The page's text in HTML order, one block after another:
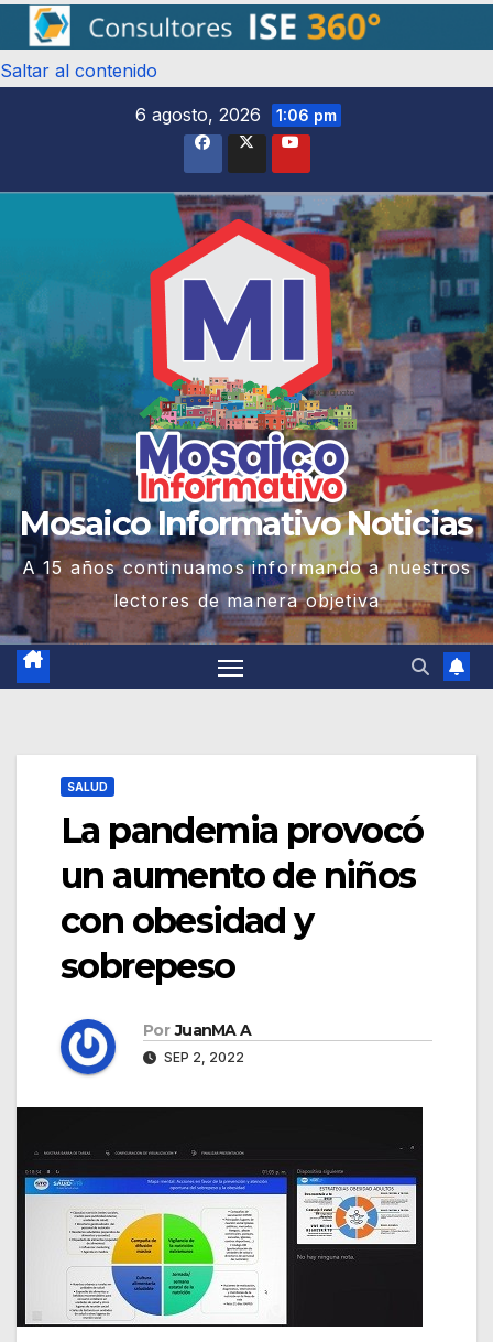
Saltar al contenido
6 agosto, 2026
1:06 pm
Mosaico Informativo Noticias
A 15 años continuamos informando a nuestros
lectores de manera objetiva
SALUD
La pandemia provocó
un aumento de niños
con obesidad y
sobrepeso
Por JuanMA A
SEP 2, 2022